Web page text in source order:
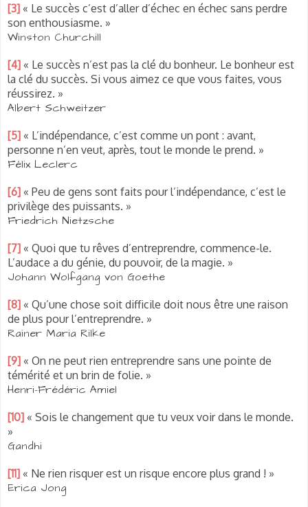
[3] « Le succès c’est d’aller d’échec en échec sans perdre
son enthousiasme. »
Winston Churchill
[4] « Le succès n’est pas la clé du bonheur. Le bonheur est
la clé du succès. Si vous aimez ce que vous faites, vous
réussirez. »
Albert Schweitzer
[5] « L’indépendance, c’est comme un pont : avant,
personne n’en veut, après, tout le monde le prend. »
Félix Leclerc
[6] « Peu de gens sont faits pour l’indépendance, c’est le
privilège des puissants. »
Friedrich Nietzsche
[7] « Quoi que tu rêves d’entreprendre, commence-le.
L’audace a du génie, du pouvoir, de la magie. »
Johann Wolfgang von Goethe
[8] « Qu’une chose soit difficile doit nous être une raison
de plus pour l’entreprendre. »
Rainer Maria Rilke
[9] « On ne peut rien entreprendre sans une pointe de
témérité et un brin de folie. »
Henri-Frédéric Amiel
[10] « Sois le changement que tu veux voir dans le monde.
»
Gandhi
[11] « Ne rien risquer est un risque encore plus grand ! »
Erica Jong